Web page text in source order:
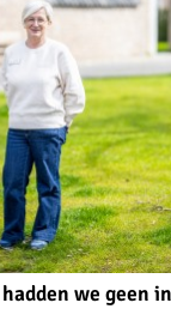
we geen